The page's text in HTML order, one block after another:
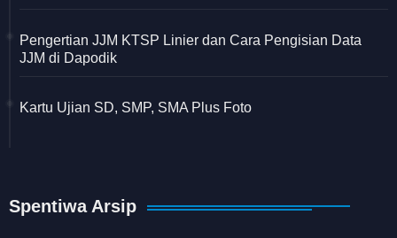
Pengertian JJM KTSP Linier dan Cara Pengisian Data
JJM di Dapodik
Kartu Ujian SD, SMP, SMA Plus Foto
Spentiwa Arsip